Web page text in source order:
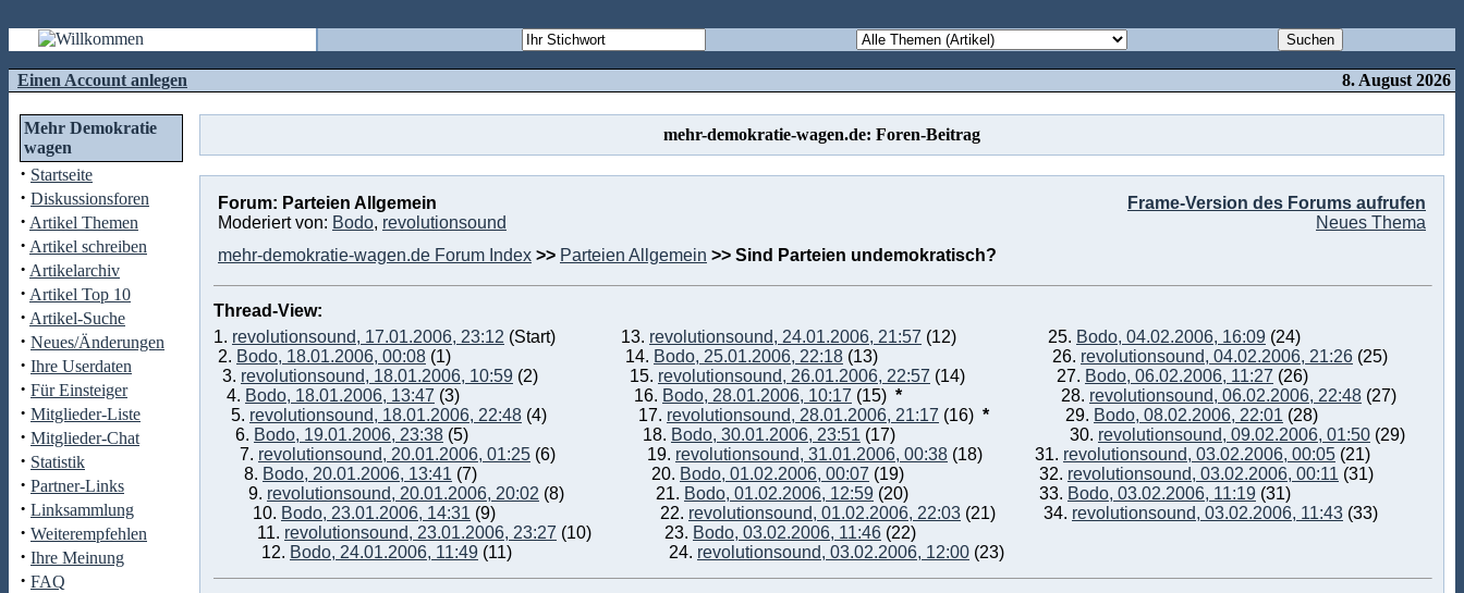
Einen Account anlegen 8. August 2026
Mehr Demokratie
wagen
· Startseite
· Diskussionsforen
· Artikel Themen
· Artikel schreiben
· Artikelarchiv
· Artikel Top 10
· Artikel-Suche
· Neues/Änderungen
· Ihre Userdaten
· Für Einsteiger
· Mitglieder-Liste
· Mitglieder-Chat
· Statistik
· Partner-Links
· Linksammlung
· Weiterempfehlen
· Ihre Meinung
· FAQ
mehr-demokratie-wagen.de: Foren-Beitrag
Forum: Parteien Allgemein
Moderiert von: Bodo, revolutionsound
Frame-Version des Forums aufrufen
Neues Thema
mehr-demokratie-wagen.de Forum Index >> Parteien Allgemein >> Sind Parteien undemokratisch?
Thread-View:
1. revolutionsound, 17.01.2006, 23:12 (Start)
2. Bodo, 18.01.2006, 00:08 (1)
3. revolutionsound, 18.01.2006, 10:59 (2)
4. Bodo, 18.01.2006, 13:47 (3)
5. revolutionsound, 18.01.2006, 22:48 (4)
6. Bodo, 19.01.2006, 23:38 (5)
7. revolutionsound, 20.01.2006, 01:25 (6)
8. Bodo, 20.01.2006, 13:41 (7)
9. revolutionsound, 20.01.2006, 20:02 (8)
10. Bodo, 23.01.2006, 14:31 (9)
11. revolutionsound, 23.01.2006, 23:27 (10)
12. Bodo, 24.01.2006, 11:49 (11)
13. revolutionsound, 24.01.2006, 21:57 (12)
14. Bodo, 25.01.2006, 22:18 (13)
15. revolutionsound, 26.01.2006, 22:57 (14)
16. Bodo, 28.01.2006, 10:17 (15) *
17. revolutionsound, 28.01.2006, 21:17 (16) *
18. Bodo, 30.01.2006, 23:51 (17)
19. revolutionsound, 31.01.2006, 00:38 (18)
20. Bodo, 01.02.2006, 00:07 (19)
21. Bodo, 01.02.2006, 12:59 (20)
22. revolutionsound, 01.02.2006, 22:03 (21)
23. Bodo, 03.02.2006, 11:46 (22)
24. revolutionsound, 03.02.2006, 12:00 (23)
25. Bodo, 04.02.2006, 16:09 (24)
26. revolutionsound, 04.02.2006, 21:26 (25)
27. Bodo, 06.02.2006, 11:27 (26)
28. revolutionsound, 06.02.2006, 22:48 (27)
29. Bodo, 08.02.2006, 22:01 (28)
30. revolutionsound, 09.02.2006, 01:50 (29)
31. revolutionsound, 03.02.2006, 00:05 (21)
32. revolutionsound, 03.02.2006, 00:11 (31)
33. Bodo, 03.02.2006, 11:19 (31)
34. revolutionsound, 03.02.2006, 11:43 (33)